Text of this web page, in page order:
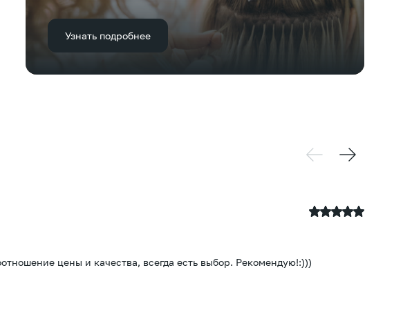
Узнать подробнее
цены и качества, всегда есть выбор. Рекомендую!:)))